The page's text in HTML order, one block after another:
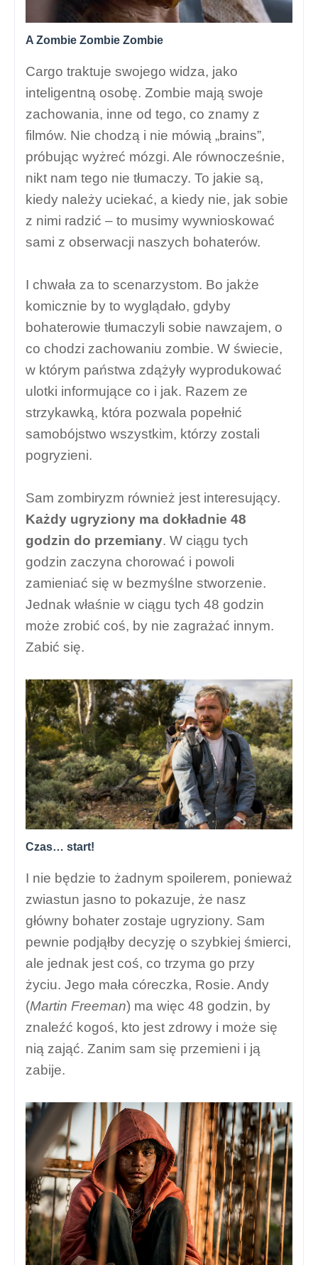
A Zombie Zombie Zombie
Cargo traktuje swojego widza, jako
inteligentną osobę. Zombie mają swoje
zachowania, inne od tego, co znamy z
filmów. Nie chodzą i nie mówią „brains”,
próbując wyżreć mózgi. Ale równocześnie,
nikt nam tego nie tłumaczy. To jakie są,
kiedy należy uciekać, a kiedy nie, jak sobie
z nimi radzić – to musimy wywnioskować
sami z obserwacji naszych bohaterów.
I chwała za to scenarzystom. Bo jakże
komicznie by to wyglądało, gdyby
bohaterowie tłumaczyli sobie nawzajem, o
co chodzi zachowaniu zombie. W świecie,
w którym państwa zdążyły wyprodukować
ulotki informujące co i jak. Razem ze
strzykawką, która pozwala popełnić
samobójstwo wszystkim, którzy zostali
pogryzieni.
Sam zombiryzm również jest interesujący.
Każdy ugryziony ma dokładnie 48
godzin do przemiany. W ciągu tych
godzin zaczyna chorować i powoli
zamieniać się w bezmyślne stworzenie.
Jednak właśnie w ciągu tych 48 godzin
może zrobić coś, by nie zagrażać innym.
Zabić się.
Czas… start!
I nie będzie to żadnym spoilerem, ponieważ
zwiastun jasno to pokazuje, że nasz
główny bohater zostaje ugryziony. Sam
pewnie podjąłby decyzję o szybkiej śmierci,
ale jednak jest coś, co trzyma go przy
życiu. Jego mała córeczka, Rosie. Andy
(Martin Freeman) ma więc 48 godzin, by
znaleźć kogoś, kto jest zdrowy i może się
nią zająć. Zanim sam się przemieni i ją
zabije.